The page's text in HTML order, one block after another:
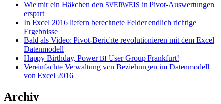
Wie mir ein Häkchen den SVERWEIS in Pivot-Auswertungen
erspart
In Excel 2016 liefern berechnete Felder endlich richtige
Ergebnisse
Bald als Video: Pivot-Berichte revolutionieren mit dem Excel
Datenmodell
Happy Birthday, PowerBI User Group Frankfurt!
Vereinfachte Verwaltung von Beziehungen im Datenmodell
von Excel 2016
Archiv